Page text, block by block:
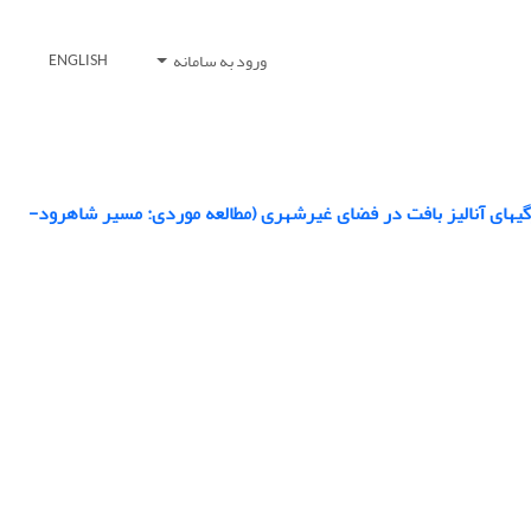
ورود به سامانه ENGLISH
شبکه راه براساس ادغام تصاویر ماهواره‌ای سنتینل1 و سنتینل2 با ویژگی‏های آنالیز بافت در فضای غیرشهری (مطالعه موردی: مسیر شاهرود-